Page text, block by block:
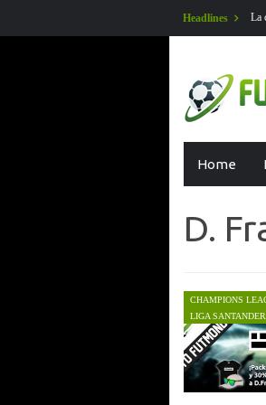
Headlines
La champions 26/27 se juega en
Home
D.
CHAMPIONS
LIGA SANTANDER